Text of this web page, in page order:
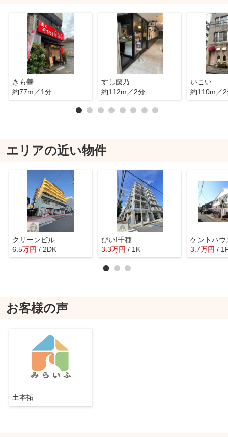
きも善
約77m／1分
すし藤乃
約112m／2分
いこい
約110m／
エリアの近い物件
クリーンビル
6.5万円 / 2DK
びいI千種
3.3万円 / 1K
ケントハウ
3.7万円 /
お客様の声
土本拓